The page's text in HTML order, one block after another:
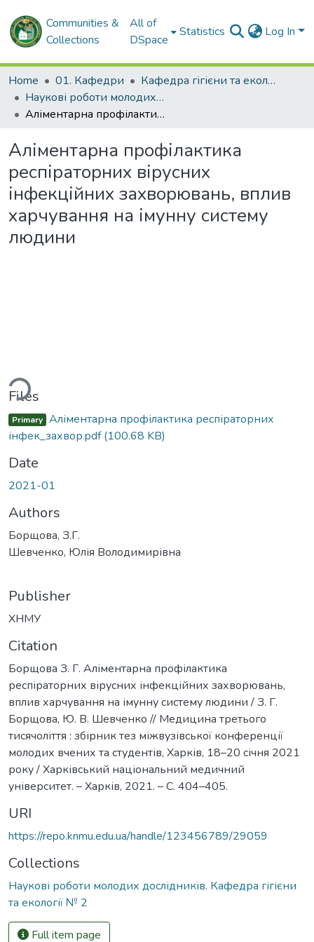
Communities &
Collections
All of
DSpace
Statistics Log In
Home 01. Кафедри
Кафедра гігієни та екології № 2
Наукові роботи молодих дослідників. Кафедра гігієни та екології № 2
Аліментарна профілактика респіраторних вірусних інфекційних захворювань, вплив харчування на імунну систему людини
Аліментарна профілактика
респіраторних вірусних
інфекційних захворювань, вплив
харчування на імунну систему
людини
Files
Primary Аліментарна профілактика респіраторних
інфек_захвор.pdf(100.68 KB)
Date
2021-01
Authors
Борщова, З.Г.
Шевченко, Юлія Володимирівна
Publisher
ХНМУ
Citation
Борщова З. Г. Аліментарна профілактика
респіраторних вірусних інфекційних захворювань,
вплив харчування на імунну систему людини / З. Г.
Борщова, Ю. В. Шевченко // Медицина третього
тисячоліття : збірник тез міжвузівської конференції
молодих вчених та студентів, Харків, 18–20 січня 2021
року / Харківський національний медичний
університет. – Харків, 2021. – С. 404–405.
URI
https://repo.knmu.edu.ua/handle/123456789/29059
Collections
Наукові роботи молодих дослідників. Кафедра гігієни
та екології № 2
Full item page